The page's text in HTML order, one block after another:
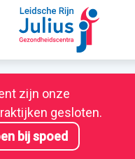
zijn onze
gesloten.
bij spoed